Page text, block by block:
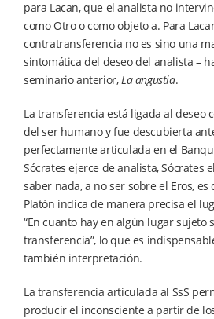
para Lacan, que el analista no
como Otro o como objeto a. Para
contratransferencia no es sino una
sintomática del deseo del analista –
seminario anterior,La angustia.
La transferencia está ligada al deseo
del ser humano y fue descubierta
perfectamente articulada en el
Sócrates ejerce de analista, Sócrates
saber nada, a no ser sobre el Eros,
Platón indica de manera precisa el
“En cuanto hay en algún lugar sujeto
transferencia”, lo que es
también interpretación.
La transferencia articulada al SsS
producir el inconsciente a partir de